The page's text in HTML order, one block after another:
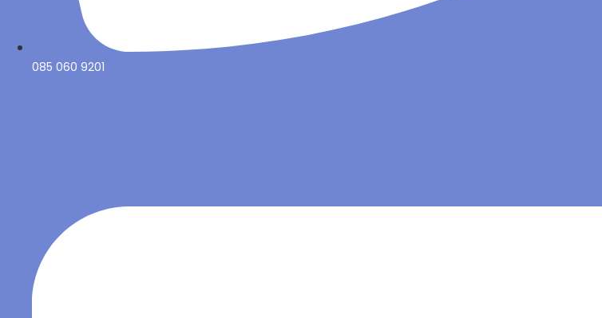
085 060 9201